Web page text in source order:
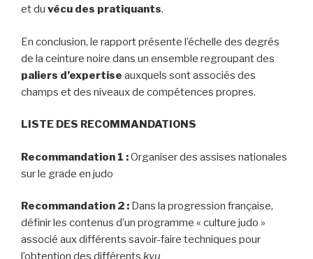
et du vécu des pratiquants.
En conclusion, le rapport présente l’échelle des degrés
de la ceinture noire dans un ensemble regroupant des
paliers d’expertise auxquels sont associés des
champs et des niveaux de compétences propres.
LISTE DES RECOMMANDATIONS
Recommandation 1 :Organiser des assises nationales
sur le grade en judo
Recommandation 2 : Dans la progression française,
définir les contenus d’un programme « culture judo »
associé aux différents savoir-faire techniques pour
l’obtention des différents kyu